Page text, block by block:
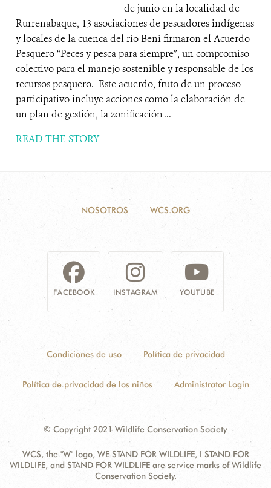
de junio en la localidad de
Rurrenabaque, 13 asociaciones de pescadores indígenas
y locales de la cuenca del río Beni firmaron el Acuerdo
Pesquero “Peces y pesca para siempre”, un compromiso
colectivo para el manejo sostenible y responsable de los
recursos pesquero. Este acuerdo, fruto de un proceso
participativo incluye acciones como la elaboración de
un plan de gestión, la zonificación ...
READ THE STORY
NOSOTROS WCS.ORG
FACEBOOK INSTAGRAM YOUTUBE
Condiciones de uso Política de privacidad
Política de privacidad de los niños Administrator Login
© Copyright 2021 Wildlife Conservation Society
WCS, the "W" logo, WE STAND FOR WILDLIFE, I STAND FOR
WILDLIFE, and STAND FOR WILDLIFE are service marks of Wildlife
Conservation Society.